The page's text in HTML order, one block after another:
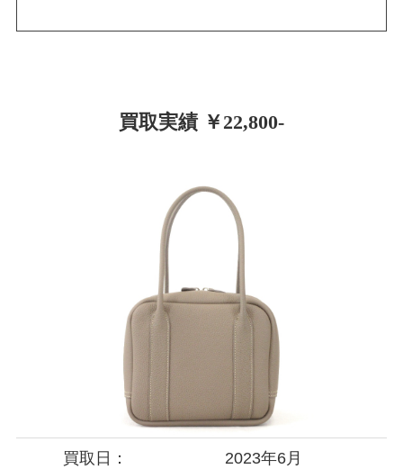
買取実績 ￥22,800-
買取日： 2023年6月